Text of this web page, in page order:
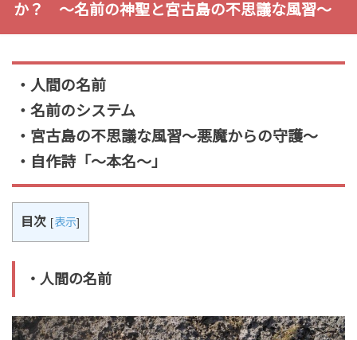
か？ 〜名前の神聖と宮古島の不思議な風習〜
・人間の名前
・名前のシステム
・宮古島の不思議な風習〜悪魔からの守護〜
・自作詩「〜本名〜」
目次 [表示]
・人間の名前